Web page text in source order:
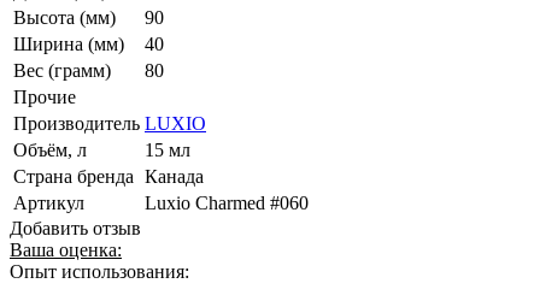
Высота (мм)
90
Ширина (мм)
40
Вес (грамм)
80
Прочие
Производитель LUXIO
Объём, л
15 мл
Страна бренда Канада
Артикул
Luxio Charmed #060
Добавить отзыв
Ваша оценка:
Опыт использования: